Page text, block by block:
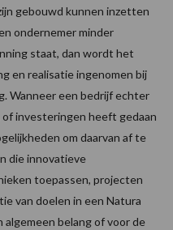
gebouwd kunnen inzetten
ondernemer minder
staat, dan wordt het
en realisatie ingenomen bij
Wanneer een bedrijf echter
investeringen heeft gedaan
om daarvan af te
die innovatieve
toepassen, projecten
van doelen in een Natura
belang of voor de